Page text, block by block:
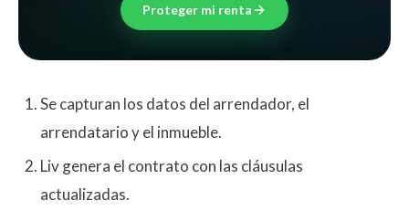
Proteger mi renta
Se capturan los datos del arrendador, el
arrendatario y el inmueble.
Liv genera el contrato con las cláusulas
actualizadas.